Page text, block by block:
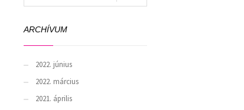
ARCHÍVUM
2022. június
2022. március
2021. április